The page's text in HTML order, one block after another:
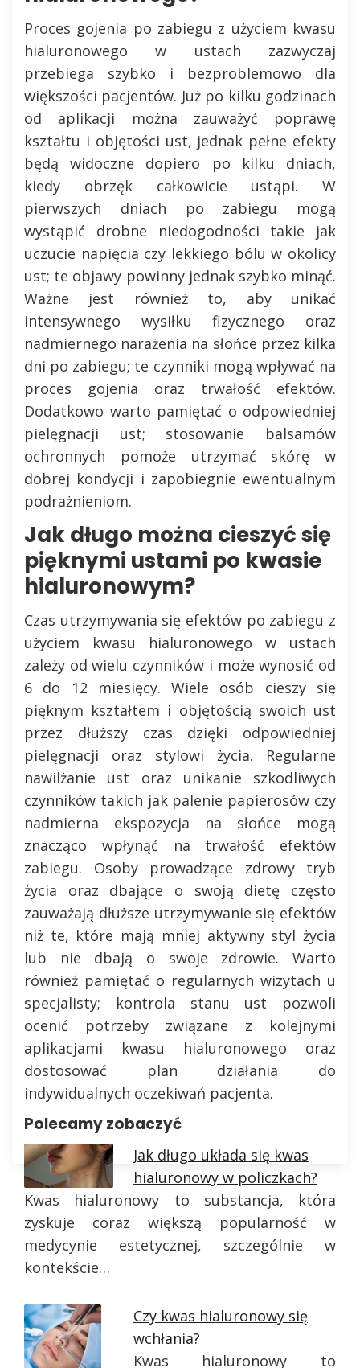
Proces gojenia po zabiegu z użyciem kwasu
hialuronowego w ustach zazwyczaj
przebiega szybko i bezproblemowo dla
większości pacjentów. Już po kilku godzinach
od aplikacji można zauważyć poprawę
kształtu i objętości ust, jednak pełne efekty
będą widoczne dopiero po kilku dniach,
kiedy obrzęk całkowicie ustąpi. W
pierwszych dniach po zabiegu mogą
wystąpić drobne niedogodności takie jak
uczucie napięcia czy lekkiego bólu w okolicy
ust; te objawy powinny jednak szybko minąć.
Ważne jest również to, aby unikać
intensywnego wysiłku fizycznego oraz
nadmiernego narażenia na słońce przez kilka
dni po zabiegu; te czynniki mogą wpływać na
proces gojenia oraz trwałość efektów.
Dodatkowo warto pamiętać o odpowiedniej
pielęgnacji ust; stosowanie balsamów
ochronnych pomoże utrzymać skórę w
dobrej kondycji i zapobiegnie ewentualnym
podrażnieniom.
Jak długo można cieszyć się
pięknymi ustami po kwasie
hialuronowym?
Czas utrzymywania się efektów po zabiegu z
użyciem kwasu hialuronowego w ustach
zależy od wielu czynników i może wynosić od
6 do 12 miesięcy. Wiele osób cieszy się
pięknym kształtem i objętością swoich ust
przez dłuższy czas dzięki odpowiedniej
pielęgnacji oraz stylowi życia. Regularne
nawilżanie ust oraz unikanie szkodliwych
czynników takich jak palenie papierosów czy
nadmierna ekspozycja na słońce mogą
znacząco wpłynąć na trwałość efektów
zabiegu. Osoby prowadzące zdrowy tryb
życia oraz dbające o swoją dietę często
zauważają dłuższe utrzymywanie się efektów
niż te, które mają mniej aktywny styl życia
lub nie dbają o swoje zdrowie. Warto
również pamiętać o regularnych wizytach u
specjalisty; kontrola stanu ust pozwoli
ocenić potrzeby związane z kolejnymi
aplikacjami kwasu hialuronowego oraz
dostosować plan działania do
indywidualnych oczekiwań pacjenta.
Polecamy zobaczyć
Jak długo układa się kwas
hialuronowy w policzkach?
Kwas hialuronowy to substancja, która
zyskuje coraz większą popularność w
medycynie estetycznej, szczególnie w
kontekście…
Czy kwas hialuronowy się
wchłania?
Kwas hialuronowy to